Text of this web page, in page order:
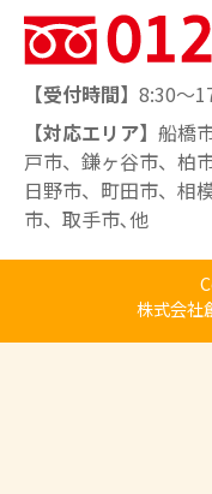
【受付時間】 8:30～
【対応エリア】 船橋
戸市、鎌ヶ谷市、柏
日野市、町田市、相
市、取手市､他
株式会